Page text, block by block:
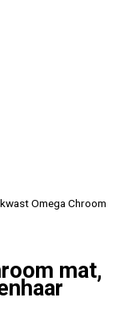
Omega Chroom
mat,